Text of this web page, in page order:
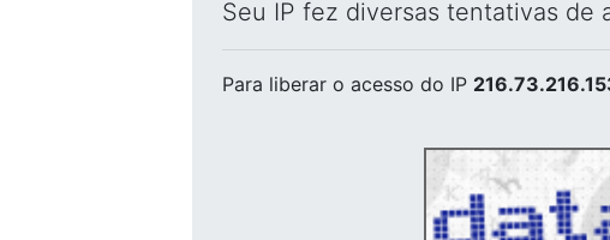
Seu IP fez diversas tentativas de
Para liberar o acesso do IP